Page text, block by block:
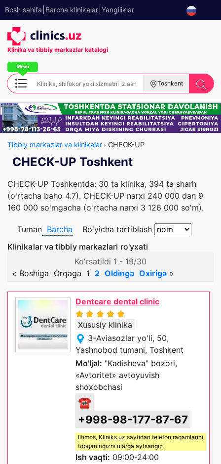
Bosh sahifa Barcha klinikalar Yangiliklar
Klinika va tibbiy markazlar katalogi
Toshkent
Tibbiy markazlar va klinikalar CHECK-UP
CHECK-UP Toshkent
CHECK-UP Toshkentda: 30 ta klinika, 394 ta sharh
(o'rtacha baho 4.7). CHECK-UP narxi 240 000 dan 9
160 000 so'mgacha (o'rtacha narxi 3 126 000 so'm).
Tuman Barcha
Bo'yicha tartiblash
Klinikalar va tibbiy markazlari ro'yxati
Ko'rsatildi 1 - 19/30
« Boshiga Orqaga 1 2 Oldinga Oxiriga »
Dentcare dental clinic
Xususiy klinika
3-Aviasozlar yo'li, 50,
Yashnobod tumani, Toshkent
Mo'ljal: "Kadisheva" bozori,
«Avtoritet» avtoyuvish
shoxobchasi
☎
+998-98-177-87-67
Iltimos, Kliniks uz saytidan telefon raqamlarini
topganingizni ularga aytsangiz
Ish vaqti: 09:00-24:00